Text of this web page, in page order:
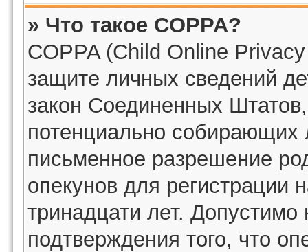
» Что такое COPPA?
COPPA (Child Online
защите личных сведений
закон Соединенных
потенциально собирающих
письменное разрешение
опекунов для регистрации
тринадцати лет. Допустимо
подтверждения того, что